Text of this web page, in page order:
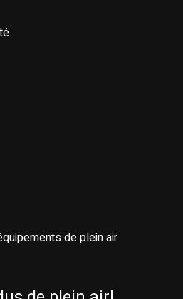
de plein air